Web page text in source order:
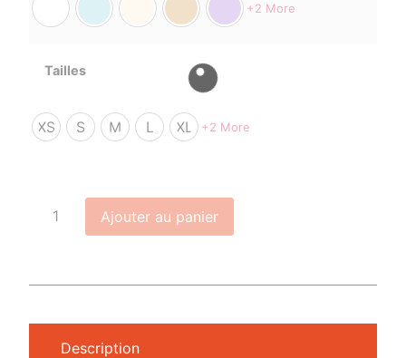
+2 More
Tailles
XS S M L XL +2 More
Ajouter au panier
Description